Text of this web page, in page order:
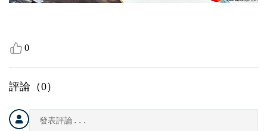
0
評論（0）